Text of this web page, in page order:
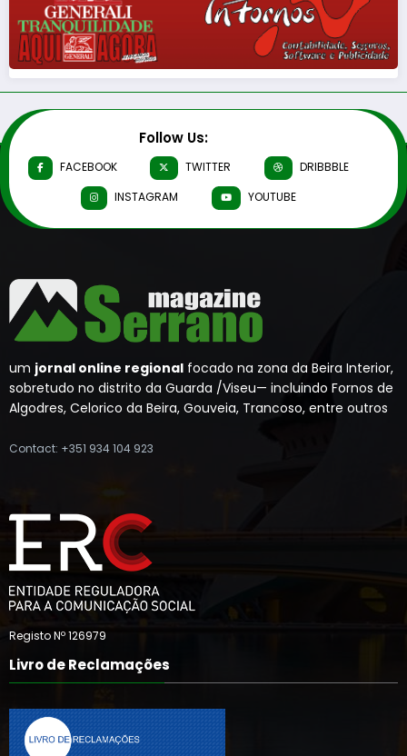
Follow Us:
FACEBOOK TWITTER
DRIBBBLE
INSTAGRAM
YOUTUBE
um jornal online regional focado na zona da Beira Interior,
sobretudo no distrito da Guarda /Viseu— incluindo Fornos de
Algodres, Celorico da Beira, Gouveia, Trancoso, entre outros
Contact: +351 934 104 923
Registo Nº 126979
Livro de Reclamações